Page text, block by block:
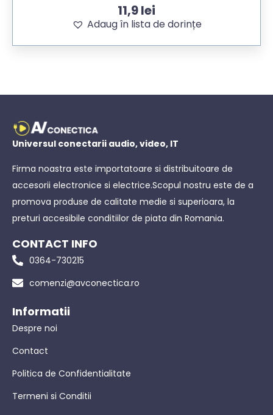
11,9lei
Adaug în lista de dorințe
Universul conectarii audio, video, IT
Firma noastra este importatoare si distribuitoare de
accesorii electronice si electrice.Scopul nostru este de a
promova produse de calitate medie si superioara, la
preturi accesibile conditiilor de piata din Romania.
CONTACT INFO
0364-730215
comenzi@avconectica.ro
Informatii
Despre noi
Contact
Politica de Confidentialitate
Termeni si Conditii